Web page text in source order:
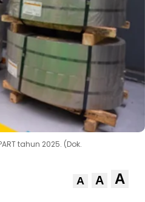
tahun 2025. (Dok.
A A A